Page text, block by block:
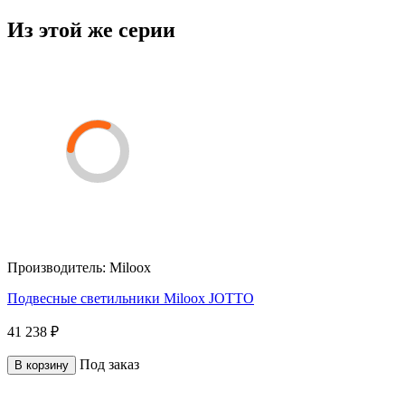
Из этой же серии
Производитель: Miloox
Подвесные светильники Miloox JOTTO
41 238 ₽
В корзину Под заказ